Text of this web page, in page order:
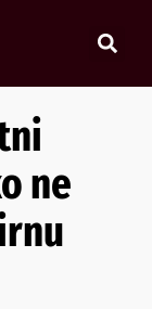
ne